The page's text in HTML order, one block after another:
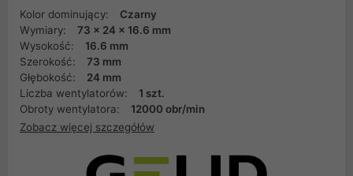
Kolor dominujący:
Czarny
Wymiary:
73 x 24 x 16.6 mm
Wysokość:
16.6 mm
Szerokość:
73 mm
Głębokość:
24 mm
Liczba wentylatorów:
1 szt.
Obroty wentylatora:
12000 obr/min
Zobacz więcej szczegółów